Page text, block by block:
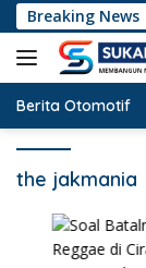
Langsung
ke
konten
Breaking News
Legislator
Berita Otomotif
the jakmania